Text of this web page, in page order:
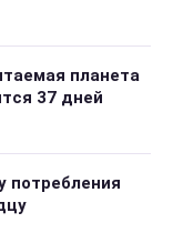
планета
37 дней
потребления